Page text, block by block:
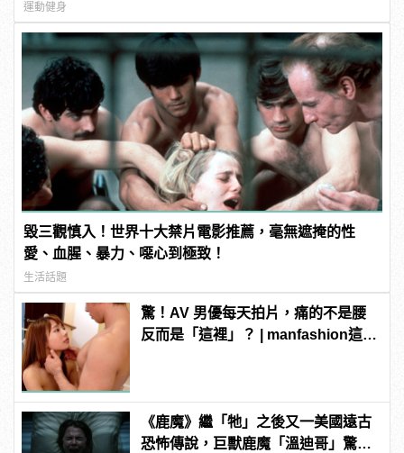
運動健身
毀三觀慎入！世界十大禁片電影推薦，毫無遮掩的性
愛、血腥、暴力、噁心到極致！
生活話題
驚！AV 男優每天拍片，痛的不是腰
反而是「這裡」？ | manfashion這樣
《鹿魔》繼「牠」之後又一美國遠古
恐怖傳說，巨獸鹿魔「溫迪哥」驚嚇